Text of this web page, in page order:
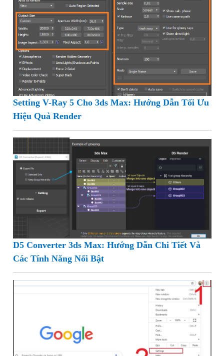
Setting V-Ray 5 Cho 3ds Max: Hướng Dẫn Tối Ưu
Hiệu Quả Render
D5 Converter 3ds Max: Hướng Dẫn Chi Tiết Và
Các Tính Năng Nổi Bật